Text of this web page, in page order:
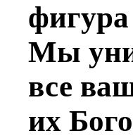
Мы
все
их